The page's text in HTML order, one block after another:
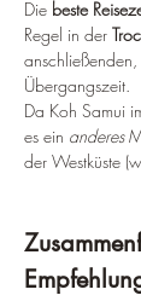
Die beste
Regel in der
Übergangszeit.
Da Koh Samui
es ein anderes
der Westküste